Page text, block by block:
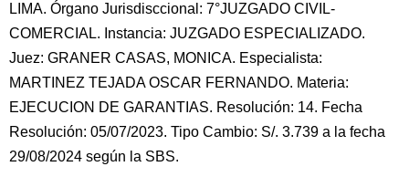
LIMA. Órgano Jurisdisccional: 7°JUZGADO CIVIL-
COMERCIAL. Instancia: JUZGADO ESPECIALIZADO.
Juez: GRANER CASAS, MONICA. Especialista:
MARTINEZ TEJADA OSCAR FERNANDO. Materia:
EJECUCION DE GARANTIAS. Resolución: 14. Fecha
Resolución: 05/07/2023. Tipo Cambio: S/. 3.739 a la fecha
29/08/2024 según la SBS.